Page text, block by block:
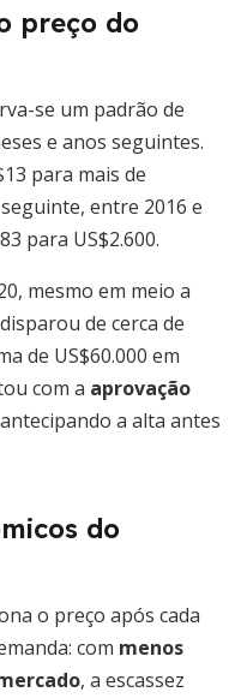
preço do
se um padrão de
e anos seguintes.
para mais de
entre 2016 e
para US$2.600.
mesmo em meio a
de cerca de
de US$60.000 em
com a aprovação
a alta antes
do
o preço após cada
com menos
, a escassez